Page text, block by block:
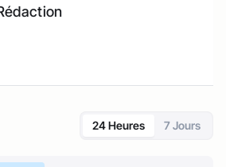
24 Heures 7 Jours